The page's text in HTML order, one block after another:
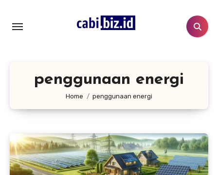
konten
penggunaan energi
Home penggunaan energi